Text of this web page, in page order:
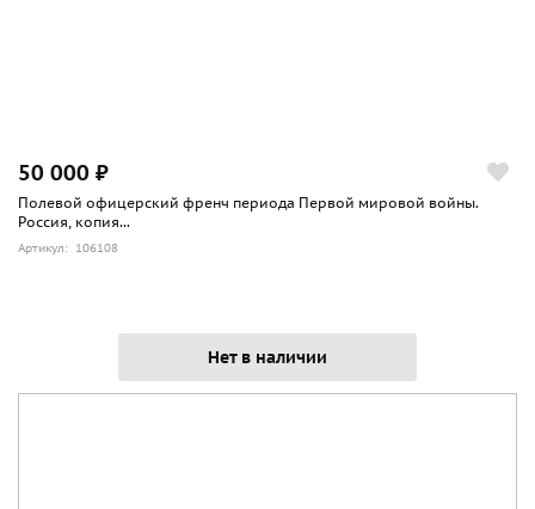
50 000 ₽
Полевой офицерский френч периода Первой мировой войны.
Россия, копия...
Артикул: 106108
Нет в наличии